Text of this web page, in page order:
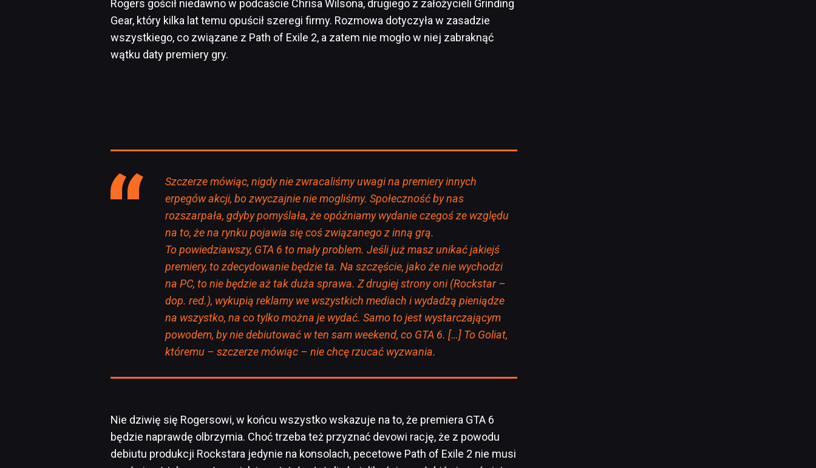
Rogers gościł niedawno w podcaście Chrisa Wilsona, drugiego z założycieli Grinding
Gear, który kilka lat temu opuścił szeregi firmy. Rozmowa dotyczyła w zasadzie
wszystkiego, co związane z Path of Exile 2, a zatem nie mogło w niej zabraknąć
wątku daty premiery gry.
Szczerze mówiąc, nigdy nie zwracaliśmy uwagi na premiery innych
erpegów akcji, bo zwyczajnie nie mogliśmy. Społeczność by nas
rozszarpała, gdyby pomyślała, że opóźniamy wydanie czegoś ze względu
na to, że na rynku pojawia się coś związanego z inną grą.
To powiedziawszy, GTA 6 to mały problem. Jeśli już masz unikać jakiejś
premiery, to zdecydowanie będzie ta. Na szczęście, jako że nie wychodzi
na PC, to nie będzie aż tak duża sprawa. Z drugiej strony oni (Rockstar –
dop. red.), wykupią reklamy we wszystkich mediach i wydadzą pieniądze
na wszystko, na co tylko można je wydać. Samo to jest wystarczającym
powodem, by nie debiutować w ten sam weekend, co GTA 6. […] To Goliat,
któremu – szczerze mówiąc – nie chcę rzucać wyzwania.
Nie dziwię się Rogersowi, w końcu wszystko wskazuje na to, że premiera GTA 6
będzie naprawdę olbrzymia. Choć trzeba też przyznać devowi rację, że z powodu
debiutu produkcji Rockstara jedynie na konsolach, pecetowe Path of Exile 2 nie musi